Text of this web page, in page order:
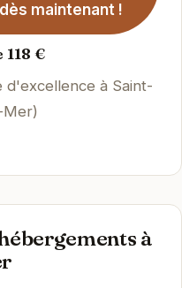
dès maintenant !
118 €
à Saint-
Mer)
à